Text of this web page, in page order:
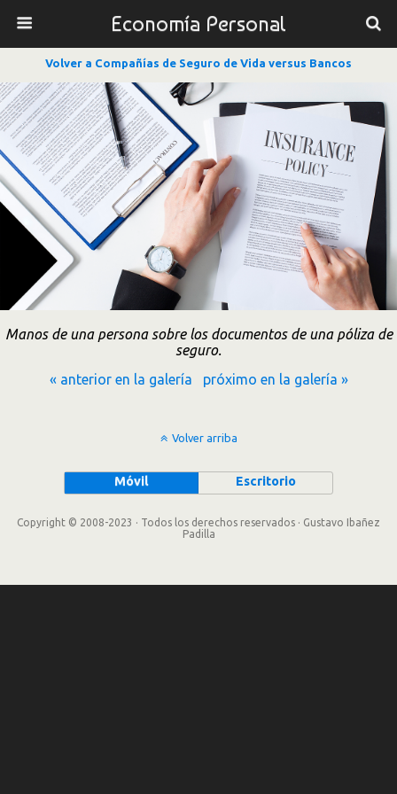
Economía Personal
Volver a Compañías de Seguro de Vida versus Bancos
Manos de una persona sobre los documentos de una póliza de
seguro.
« anterior en la galería
próximo en la galería »
Volver arriba
Móvil Escritorio
Copyright © 2008-2023 · Todos los derechos reservados · Gustavo Ibañez
Padilla